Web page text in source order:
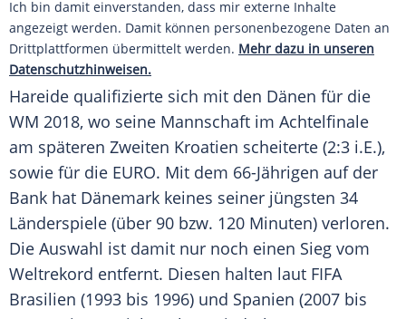
Ich bin damit einverstanden, dass mir externe Inhalte
angezeigt werden. Damit können personenbezogene Daten an
Drittplattformen übermittelt werden. Mehr dazu in unseren
Datenschutzhinweisen.
Hareide qualifizierte sich mit den Dänen für die
WM 2018, wo seine Mannschaft im Achtelfinale
am späteren Zweiten Kroatien scheiterte (2:3 i.E.),
sowie für die EURO. Mit dem 66-Jährigen auf der
Bank hat Dänemark keines seiner jüngsten 34
Länderspiele (über 90 bzw. 120 Minuten) verloren.
Die Auswahl ist damit nur noch einen Sieg vom
Weltrekord entfernt. Diesen halten laut FIFA
Brasilien (1993 bis 1996) und Spanien (2007 bis